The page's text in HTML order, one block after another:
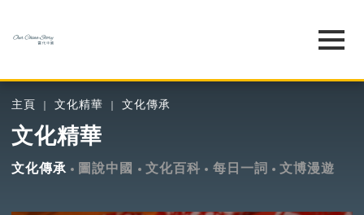
主頁 文化精華 文化傳承
文化精華
文化傳承 圖說中國 文化百科 每日一詞 文博漫遊